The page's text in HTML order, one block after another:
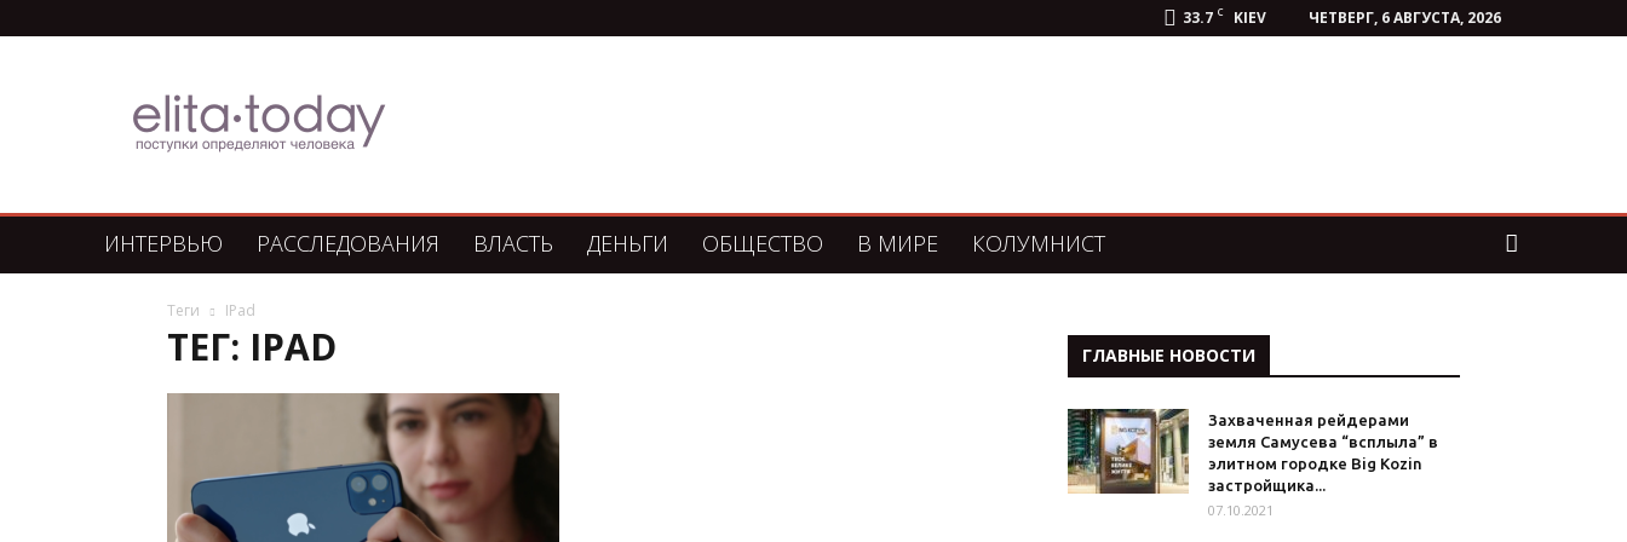
33.7 C KIEV ЧЕТВЕРГ, 6 АВГУСТА, 2026
Сегодня
ИНТЕРВЬЮ РАССЛЕДОВАНИЯ ВЛАСТЬ ДЕНЬГИ ОБЩЕСТВО В МИРЕ КОЛУМНИСТ
Теги IPad
ТЕГ: IPAD ГЛАВНЫЕ НОВОСТИ
Захваченная рейдерами
земля Самусева “всплыла” в
элитном городке Big Kozin
застройщика...
07.10.2021